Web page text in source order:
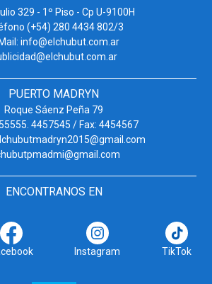
329 - 1º Piso - Cp U-9100H
(+54) 280 4434 802/3
info@elchubut.com.ar
PUERTO MADRYN
Roque Sáenz Peña 79
4457545 / Fax: 4454567
ENCONTRANOS EN
Instagram TikTok